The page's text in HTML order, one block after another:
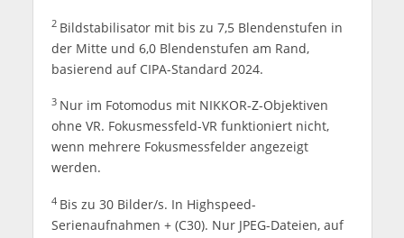
2 Bildstabilisator mit bis zu 7,5 Blendenstufen in
der Mitte und 6,0 Blendenstufen am Rand,
basierend auf CIPA-Standard 2024.
3 Nur im Fotomodus mit NIKKOR-Z-Objektiven
ohne VR. Fokusmessfeld-VR funktioniert nicht,
wenn mehrere Fokusmessfelder angezeigt
werden.
4 Bis zu 30 Bilder/s. In Highspeed-
Serienaufnahmen + (C30). Nur JPEG-Dateien, auf